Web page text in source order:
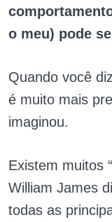
o meu) pode
Quando você
é muito mais
imaginou.
Existem muitos
William James
todas as